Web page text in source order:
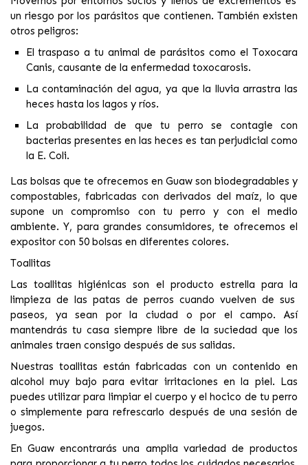
un riesgo por los parásitos que contienen. También existen
otros peligros:
El traspaso a tu animal de parásitos como el Toxocara
Canis, causante de la enfermedad toxocarosis.
La contaminación del agua, ya que la lluvia arrastra las
heces hasta los lagos y ríos.
La probabilidad de que tu perro se contagie con
bacterias presentes en las heces es tan perjudicial como
la E. Coli.
Las bolsas que te ofrecemos en Guaw son biodegradables y
compostables, fabricadas con derivados del maíz, lo que
supone un compromiso con tu perro y con el medio
ambiente. Y, para grandes consumidores, te ofrecemos el
expositor con 50 bolsas en diferentes colores.
Toallitas
Las toallitas higiénicas son el producto estrella para la
limpieza de las patas de perros cuando vuelven de sus
paseos, ya sean por la ciudad o por el campo. Así
mantendrás tu casa siempre libre de la suciedad que los
animales traen consigo después de sus salidas.
Nuestras toallitas están fabricadas con un contenido en
alcohol muy bajo para evitar irritaciones en la piel. Las
puedes utilizar para limpiar el cuerpo y el hocico de tu perro
o simplemente para refrescarlo después de una sesión de
juegos.
En Guaw encontrarás una amplia variedad de productos